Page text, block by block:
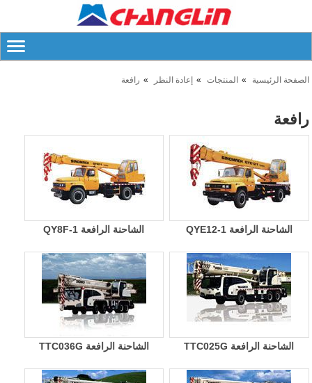
الصفحة الرئيسية المنتجات إعادة النظر رافعة
رافعة
الشاحنة الرافعة QYE12-1 الشاحنة الرافعة QY8F-1
الشاحنة الرافعة TTC025G الشاحنة الرافعة TTC036G